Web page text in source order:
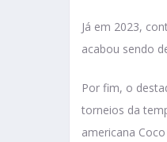
Já em 2023,
acabou sendo
Por fim, o
torneios da
americana